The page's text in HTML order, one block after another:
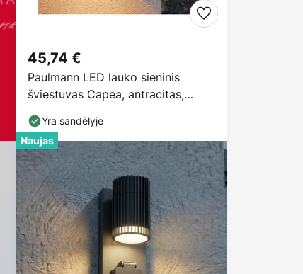
Paulmann LED lauko sieninis
šviestuvas Capea, antracitas,
aliuminis, IP44
45,74 €
Yra sandėlyje
Naujas